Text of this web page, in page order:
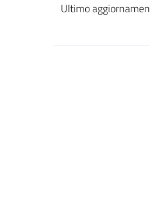
Ultimo